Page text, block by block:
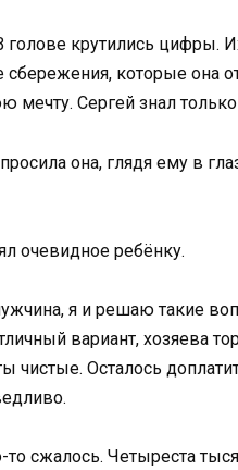
голове крутились цифры.
которые она
Сергей знал
она, глядя ему в
очевидное ребёнку.
я и решаю такие
вариант, хозяева
Осталось
то сжалось. Четыреста